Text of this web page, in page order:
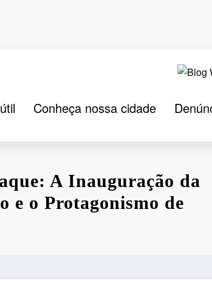
Conheça nossa cidade
A Inauguração da
e o Protagonismo de